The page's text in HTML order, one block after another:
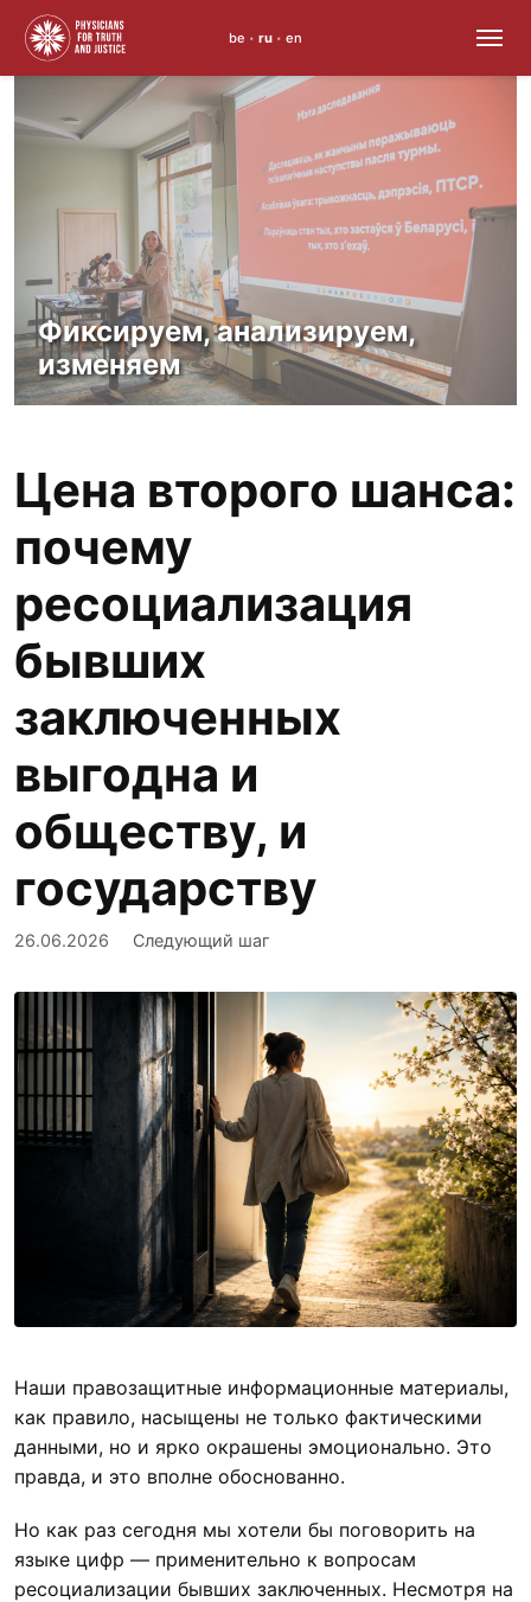
to
content
be • ru • en
Фиксируем, анализируем,
изменяем
Цена второго шанса:
почему
ресоциализация
бывших
заключенных
выгодна и
обществу, и
государству
26.06.2026 Следующий шаг
Наши правозащитные информационные материалы,
как правило, насыщены не только фактическими
данными, но и ярко окрашены эмоционально. Это
правда, и это вполне обоснованно.
Но как раз сегодня мы хотели бы поговорить на
языке цифр — применительно к вопросам
ресоциализации бывших заключенных. Несмотря на